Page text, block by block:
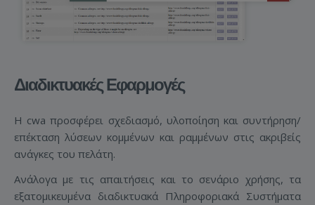
Διαδικτυακές Εφαρμογές
Η cwa προσφέρει σχεδιασμό, υλοποίηση και συντήρηση/
επέκταση λύσεων κομμένων και ραμμένων στις ακριβείς
ανάγκες του πελάτη.
Ανάλογα με τις απαιτήσεις και το σενάριο χρήσης, τα
εξατομικευμένα διαδικτυακά Πληροφοριακά Συστήματα